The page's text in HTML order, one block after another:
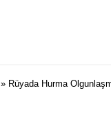
» Rüyada Hurma